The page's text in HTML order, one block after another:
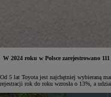
Od197 400 złnetto
W 2024 roku w Polsce zarejestrowano
Od 5 lat Toyota jest najchętniej wybieraną
rejestracji rok do roku wzrosła o 13%, a